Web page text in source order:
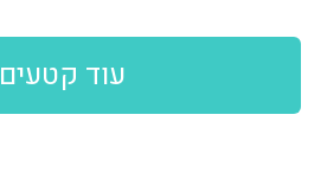
עוד קטעים